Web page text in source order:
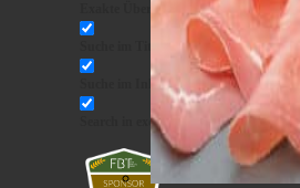
Exakte Übereinstimmung
Suche im Inhalt
Search in excerpt